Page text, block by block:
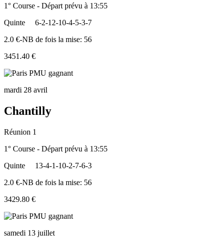
1° Course - Départ prévu à 13:55
Quinte
6-2-12-10-4-5-3-7
2.0 €-NB de fois la mise: 56
3451.40 €
mardi 28 avril
Chantilly
Réunion 1
1° Course - Départ prévu à 13:55
Quinte
13-4-1-10-2-7-6-3
2.0 €-NB de fois la mise: 56
3429.80 €
samedi 13 juillet